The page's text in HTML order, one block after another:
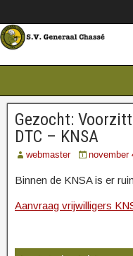
Gezocht:
DTC – KNSA
webmaster november
Binnen de KNSA is er
Aanvraag vrijwilligers